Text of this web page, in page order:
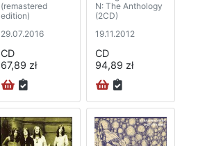
(remastered
edition)
29.07.2016
CD
67,89 zł
N: The Anthology
(2CD)
19.11.2012
CD
94,89 zł